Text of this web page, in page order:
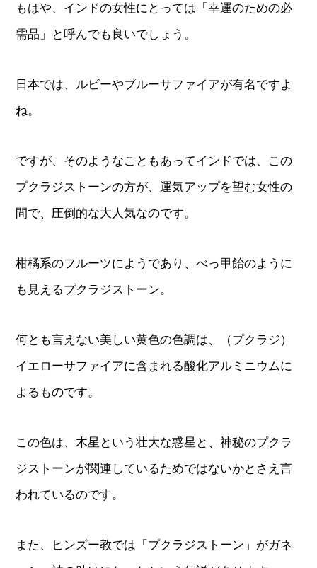
もはや、インドの女性にとっては「幸運のための必
需品」と呼んでも良いでしょう。
日本では、ルビーやブルーサファイアが有名ですよ
ね。
ですが、そのようなこともあってインドでは、この
プクラジストーンの方が、運気アップを望む女性の
間で、圧倒的な大人気なのです。
柑橘系のフルーツにようであり、べっ甲飴のように
も見えるプクラジストーン。
何とも言えない美しい黄色の色調は、（プクラジ）
イエローサファイアに含まれる酸化アルミニウムに
よるものです。
この色は、木星という壮大な惑星と、神秘のプクラ
ジストーンが関連しているためではないかとさえ言
われているのです。
また、ヒンズー教では「プクラジストーン」がガネ